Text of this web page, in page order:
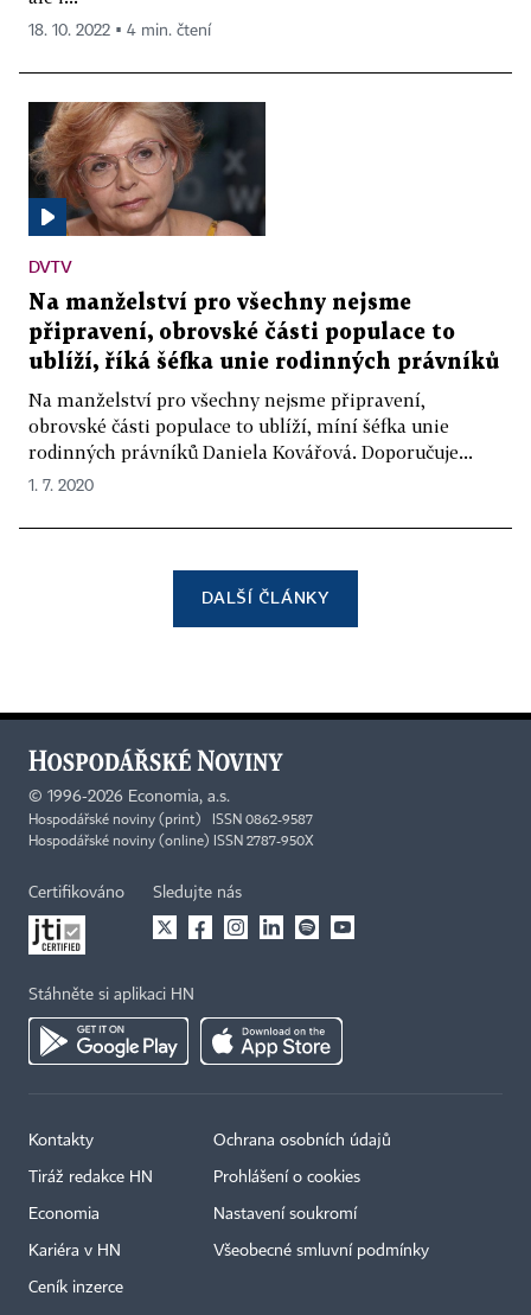
18. 10. 2022 ▪ 4 min. čtení
DVTV
Na manželství pro všechny nejsme
připravení, obrovské části populace to
ublíží, říká šéfka unie rodinných právníků
Na manželství pro všechny nejsme připravení,
obrovské části populace to ublíží, míní šéfka unie
rodinných právníků Daniela Kovářová. Doporučuje...
1. 7. 2020
DALŠÍ ČLÁNKY
© 1996-2026 Economia, a.s.
Hospodářské noviny (print) ISSN 0862-9587
Hospodářské noviny (online) ISSN 2787-950X
Certifikováno Sledujte nás
Stáhněte si aplikaci HN
Kontakty
Tiráž redakce HN
Economia
Kariéra v HN
Ceník inzerce
Ochrana osobních údajů
Prohlášení o cookies
Nastavení soukromí
Všeobecné smluvní podmínky